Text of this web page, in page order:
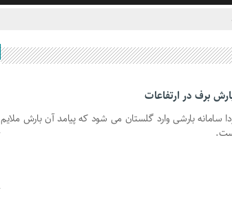
برف در ارتفاعات
بارشی وارد گلستان می شود که پیامد آن بارش ملایم